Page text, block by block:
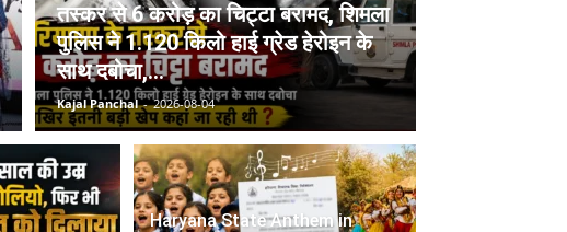
तस्कर से 6 करोड़ का चिट्टा बरामद, शिमला
पुलिस ने 1.120 किलो हाई ग्रेड हेरोइन के
साथ दबोचा,...
Kajal Panchal - 2026-08-04
Haryana State Anthem in